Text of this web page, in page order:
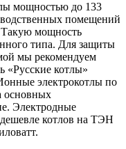
мощностью до 133
помещений
Такую мощность
типа. Для защиты
мы рекомендуем
«Русские котлы»
электрокотлы по
основных
Электродные
котлов на ТЭН